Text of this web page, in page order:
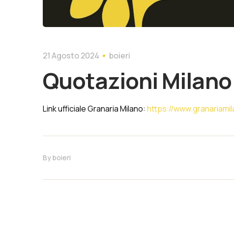
21 Agosto 2024 boieri
Quotazioni
Link ufficiale Granaria Milano: https://
Byboieri